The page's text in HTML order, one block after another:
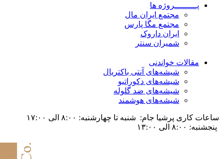
پـــــــــروژه ها
مجتمع ایران مال
مجتمع مگا پارس
ایران داروک
شمیران سنتر
مقالات خواندنی
شیشه‌های آنتی باکتریال
شیشه‌های دکوراتیو
شیشه‌های ضد گلوله
شیشه‌های هوشمند
ساعات کاری پرشیا جام: شنبه تا چهارشنبه: ۸:۰۰ الی ۱۷:۰۰
پنجشنبه: ۸:۰۰ الی ۱۳:۰۰